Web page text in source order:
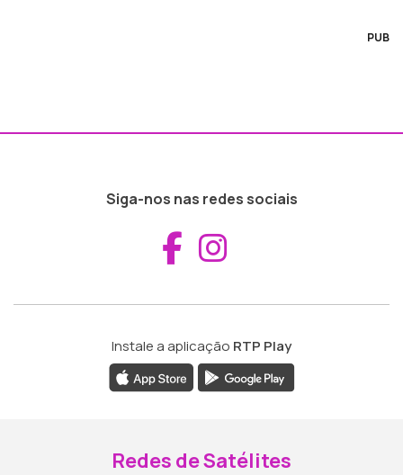
PUB
Siga-nos nas redes sociais
Aceder ao
Instale a aplicação RTP Play
Redes de Satélites